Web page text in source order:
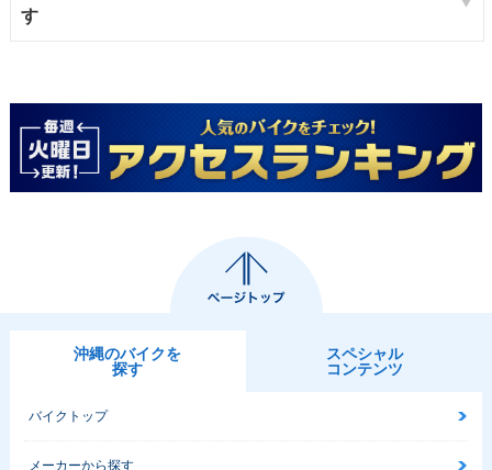
す
沖縄のバイクを
探す
スペシャル
コンテンツ
バイクトップ
メーカーから探す